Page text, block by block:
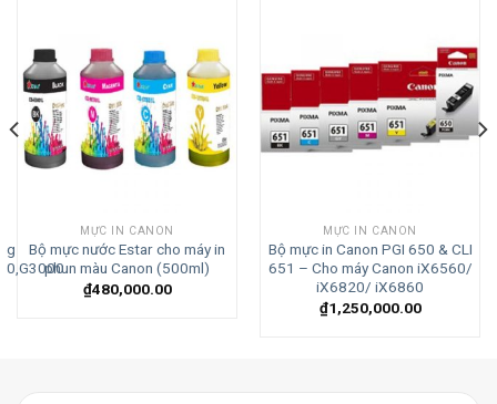
MỰC IN CANON
Bộ mực nước Estar cho máy in
phun màu Canon (500ml)
₫480,000.00
MỰC IN CANON
Bộ mực in Canon PGI 650 & CLI
651 – Cho máy Canon iX6560/
iX6820/ iX6860
₫1,250,000.00